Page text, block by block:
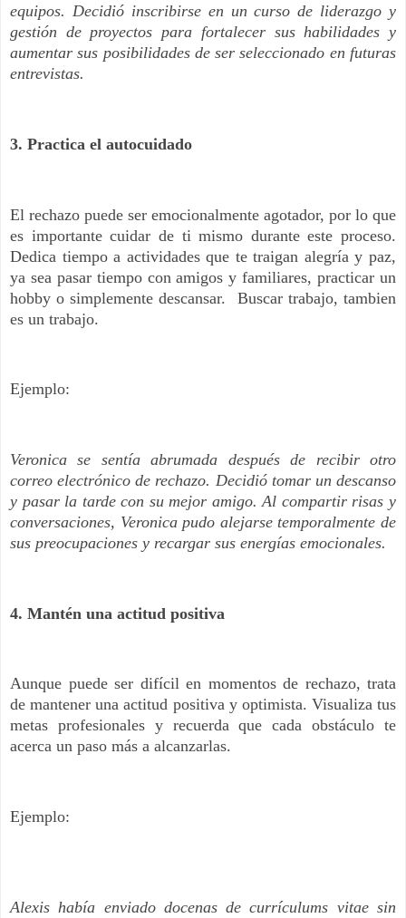
equipos. Decidió inscribirse en un curso de liderazgo y
gestión de proyectos para fortalecer sus habilidades y
aumentar sus posibilidades de ser seleccionado en futuras
entrevistas.
3. Practica el autocuidado
El rechazo puede ser emocionalmente agotador, por lo que
es importante cuidar de ti mismo durante este proceso.
Dedica tiempo a actividades que te traigan alegría y paz,
ya sea pasar tiempo con amigos y familiares, practicar un
hobby o simplemente descansar. Buscar trabajo, tambien
es un trabajo.
Ejemplo:
Veronica se sentía abrumada después de recibir otro
correo electrónico de rechazo. Decidió tomar un descanso
y pasar la tarde con su mejor amigo. Al compartir risas y
conversaciones, Veronica pudo alejarse temporalmente de
sus preocupaciones y recargar sus energías emocionales.
4. Mantén una actitud positiva
Aunque puede ser difícil en momentos de rechazo, trata
de mantener una actitud positiva y optimista. Visualiza tus
metas profesionales y recuerda que cada obstáculo te
acerca un paso más a alcanzarlas.
Ejemplo:
Alexis había enviado docenas de currículums vitae sin